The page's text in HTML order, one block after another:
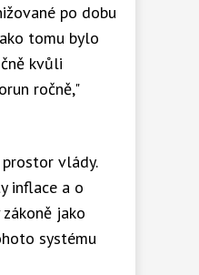
po dobu
tomu bylo
kvůli
ročně,"
vlády.
inflace a o
jako
systému